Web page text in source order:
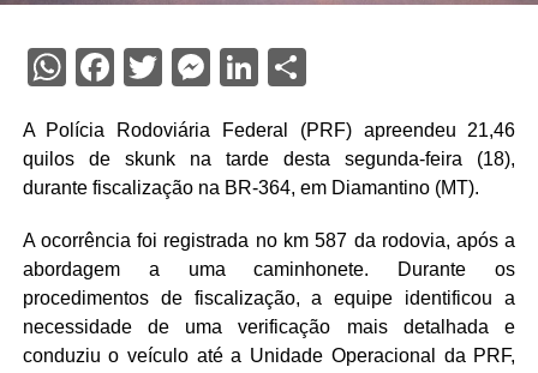
WhatsApp
Facebook
Twitter
Messenger
LinkedIn
Share
A Polícia Rodoviária Federal (PRF) apreendeu 21,46
quilos de skunk na tarde desta segunda-feira (18),
durante fiscalização na BR-364, em Diamantino (MT).
A ocorrência foi registrada no km 587 da rodovia, após a
abordagem a uma caminhonete. Durante os
procedimentos de fiscalização, a equipe identificou a
necessidade de uma verificação mais detalhada e
conduziu o veículo até a Unidade Operacional da PRF,